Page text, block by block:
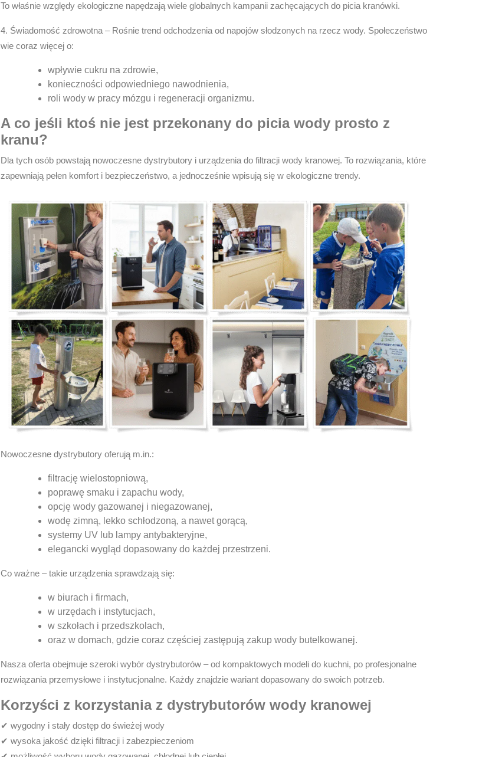
To właśnie względy ekologiczne napędzają wiele globalnych kampanii zachęcających do picia kranówki.
4. Świadomość zdrowotna – Rośnie trend odchodzenia od napojów słodzonych na rzecz wody. Społeczeństwo
wie coraz więcej o:
wpływie cukru na zdrowie,
konieczności odpowiedniego nawodnienia,
roli wody w pracy mózgu i regeneracji organizmu.
A co jeśli ktoś nie jest przekonany do picia wody prosto z
kranu?
Dla tych osób powstają nowoczesne dystrybutory i urządzenia do filtracji wody kranowej. To rozwiązania, które
zapewniają pełen komfort i bezpieczeństwo, a jednocześnie wpisują się w ekologiczne trendy.
Nowoczesne dystrybutory oferują m.in.:
filtrację wielostopniową,
poprawę smaku i zapachu wody,
opcję wody gazowanej i niegazowanej,
wodę zimną, lekko schłodzoną, a nawet gorącą,
systemy UV lub lampy antybakteryjne,
elegancki wygląd dopasowany do każdej przestrzeni.
Co ważne – takie urządzenia sprawdzają się:
w biurach i firmach,
w urzędach i instytucjach,
w szkołach i przedszkolach,
oraz w domach, gdzie coraz częściej zastępują zakup wody butelkowanej.
Nasza oferta obejmuje szeroki wybór dystrybutorów – od kompaktowych modeli do kuchni, po profesjonalne
rozwiązania przemysłowe i instytucjonalne. Każdy znajdzie wariant dopasowany do swoich potrzeb.
Korzyści z korzystania z dystrybutorów wody kranowej
✔ wygodny i stały dostęp do świeżej wody
✔ wysoka jakość dzięki filtracji i zabezpieczeniom